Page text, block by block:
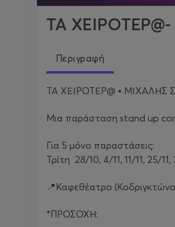
ΤΑ
Περιγραφή
ΤΑ ΧΕΙΡΟΤΕΡ@ ▪️
Μια παράσταση stand up
Για 5 μόνο παραστάσεις:
Τρίτη 28/10, 4/11, 11/11, 25/
📍Καφεθέατρο
*ΠΡΟΣΟΧΗ: